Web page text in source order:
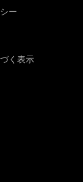
ー
く表示